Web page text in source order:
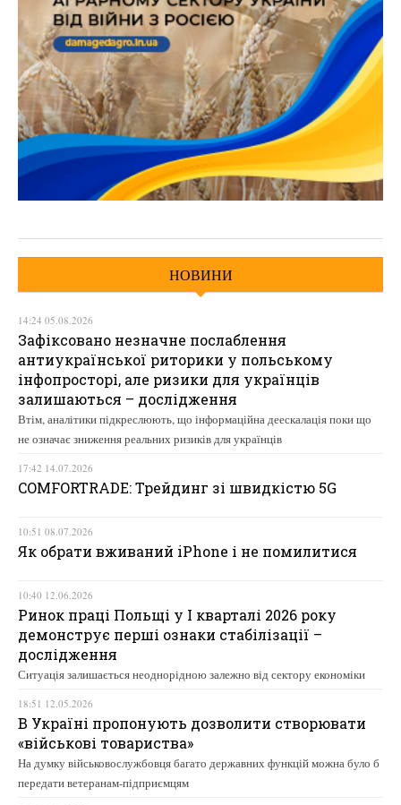
НОВИНИ
14:24 05.08.2026
Зафіксовано незначне послаблення
антиукраїнської риторики у польському
інфопросторі, але ризики для українців
залишаються – дослідження
Втім, аналітики підкреслюють, що інформаційна деескалація поки що
не означає зниження реальних ризиків для українців
17:42 14.07.2026
COMFORTRADE: Трейдинг зі швидкістю 5G
10:51 08.07.2026
Як обрати вживаний iPhone і не помилитися
10:40 12.06.2026
Ринок праці Польщі у І кварталі 2026 року
демонструє перші ознаки стабілізації –
дослідження
Ситуація залишається неоднорідною залежно від сектору економіки
18:51 12.05.2026
В Україні пропонують дозволити створювати
«військові товариства»
На думку військовослужбовця багато державних функцій можна було б
передати ветеранам-підприємцям